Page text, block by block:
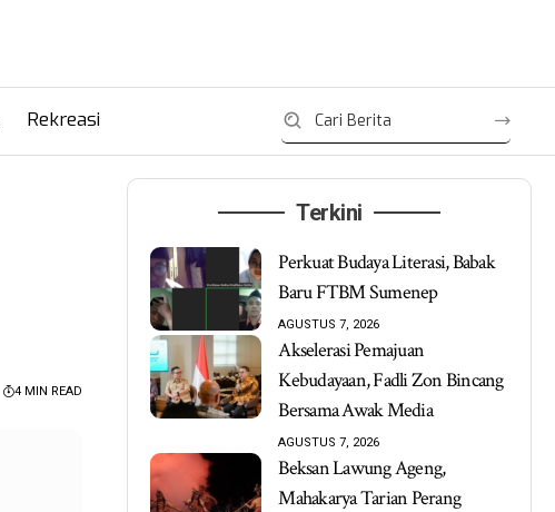
Rekreasi
4 MIN READ
Terkini
Perkuat Budaya Literasi, Babak
Baru FTBM Sumenep
AGUSTUS 7, 2026
Akselerasi Pemajuan
Kebudayaan, Fadli Zon Bincang
Bersama Awak Media
AGUSTUS 7, 2026
Beksan Lawung Ageng,
Mahakarya Tarian Perang